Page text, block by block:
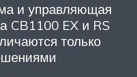
и управляющая
CB1100 EX и RS
только